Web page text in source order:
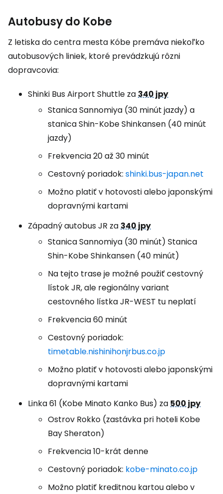
Autobusy do Kobe
Z letiska do centra mesta Kóbe premáva niekoľko
autobusových liniek, ktoré prevádzkujú rôzni
dopravcovia:
Shinki Bus Airport Shuttle za340 jpy
Stanica Sannomiya (30 minút jazdy) a
stanica Shin-Kobe Shinkansen (40 minút
jazdy)
Frekvencia 20 až 30 minút
Cestovný poriadok: shinki.bus-japan.net
Možno platiť v hotovosti alebo japonskými
dopravnými kartami
Západný autobus JR za340 jpy
Stanica Sannomiya (30 minút) Stanica
Shin-Kobe Shinkansen (40 minút)
Na tejto trase je možné použiť cestovný
lístok JR, ale regionálny variant
cestovného lístka JR-WEST tu neplatí
Frekvencia 60 minút
Cestovný poriadok:
timetable.nishinihonjrbus.co.jp
Možno platiť v hotovosti alebo japonskými
dopravnými kartami
Linka 61 (Kobe Minato Kanko Bus) za500 jpy
Ostrov Rokko (zastávka pri hoteli Kobe
Bay Sheraton)
Frekvencia 10-krát denne
Cestovný poriadok: kobe-minato.co.jp
Možno platiť kreditnou kartou alebo v